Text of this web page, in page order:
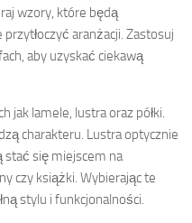
wzory, które będą
aranżacji. Zastosuj
aby uzyskać ciekawą
jak lamele, lustra oraz półki.
charakteru. Lustra optycznie
stać się miejscem na
czy książki. Wybierając te
stylu i funkcjonalności.